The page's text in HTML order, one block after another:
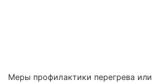
Меры профилактики перегрева или